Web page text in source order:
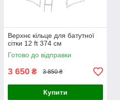
Верхнє кільце для батутної
сітки 12 ft 374 см
Готово до відправки
3 650 ₴ 3 850 ₴
Купити